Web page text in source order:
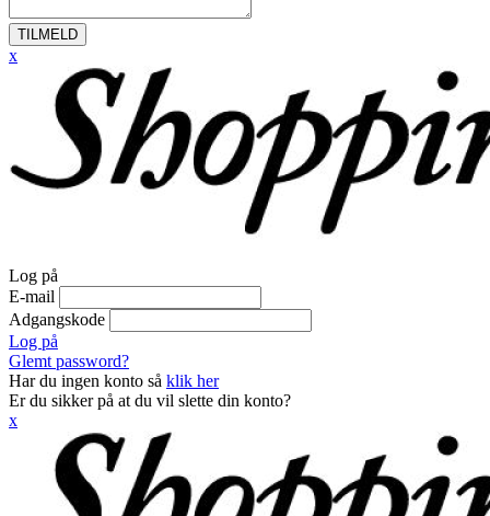
TILMELD
x
Log på
E-mail
Adgangskode
Log på
Glemt password?
Har du ingen konto så klik her
Er du sikker på at du vil slette din konto?
x